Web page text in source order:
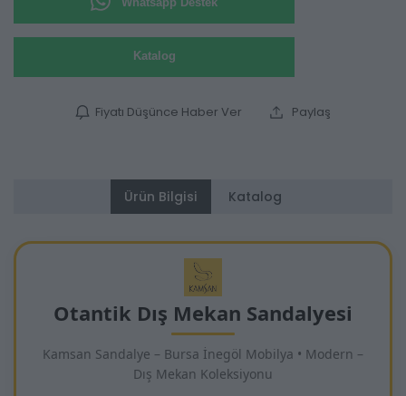
Katalog
Fiyatı Düşünce Haber Ver Paylaş
Ürün Bilgisi Katalog
Otantik Dış Mekan Sandalyesi
Kamsan Sandalye – Bursa İnegöl Mobilya • Modern –
Dış Mekan Koleksiyonu